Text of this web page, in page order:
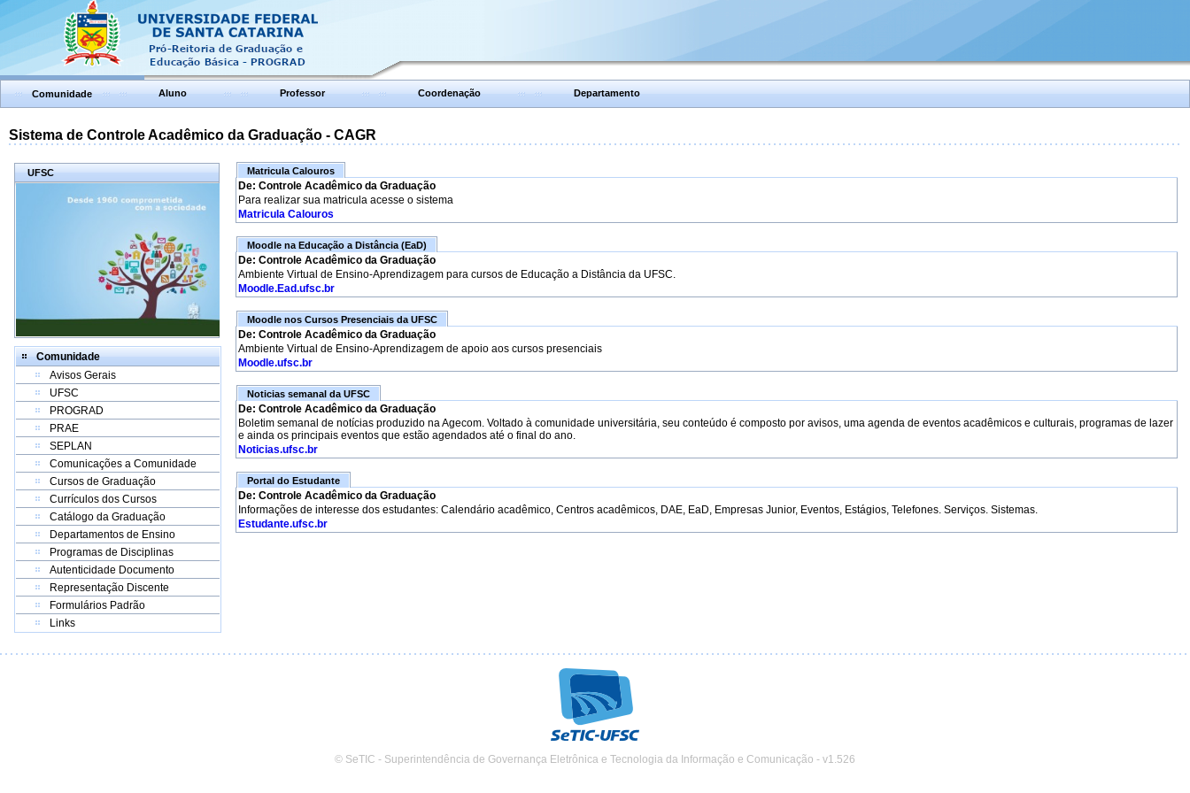
Comunidade Aluno Professor Coordenação Departamento
Sistema de Controle Acadêmico da Graduação - CAGR
UFSC
Comunidade
Avisos Gerais
UFSC
PROGRAD
PRAE
SEPLAN
Comunicações a Comunidade
Cursos de Graduação
Currículos dos Cursos
Catálogo da Graduação
Departamentos de Ensino
Programas de Disciplinas
Autenticidade Documento
Representação Discente
Formulários Padrão
Links
Matricula Calouros
De: Controle Acadêmico da Graduação
Para realizar sua matricula acesse o sistema
Matricula Calouros
Moodle na Educação a Distância (EaD)
De: Controle Acadêmico da Graduação
Ambiente Virtual de Ensino-Aprendizagem para cursos de Educação a Distância da UFSC.
Moodle.Ead.ufsc.br
Moodle nos Cursos Presenciais da UFSC
De: Controle Acadêmico da Graduação
Ambiente Virtual de Ensino-Aprendizagem de apoio aos cursos presenciais
Moodle.ufsc.br
Noticias semanal da UFSC
De: Controle Acadêmico da Graduação
Boletim semanal de notícias produzido na Agecom. Voltado à comunidade universitária, seu conteúdo é composto por avisos, uma agenda de eventos acadêmicos e culturais, programas de lazer
e ainda os principais eventos que estão agendados até o final do ano.
Noticias.ufsc.br
Portal do Estudante
De: Controle Acadêmico da Graduação
Informações de interesse dos estudantes: Calendário acadêmico, Centros acadêmicos, DAE, EaD, Empresas Junior, Eventos, Estágios, Telefones. Serviços. Sistemas.
Estudante.ufsc.br
© SeTIC - Superintendência de Governança Eletrônica e Tecnologia da Informação e Comunicação - v1.526